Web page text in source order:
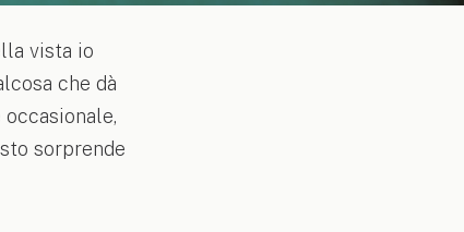
vista io
che dà
sorprende